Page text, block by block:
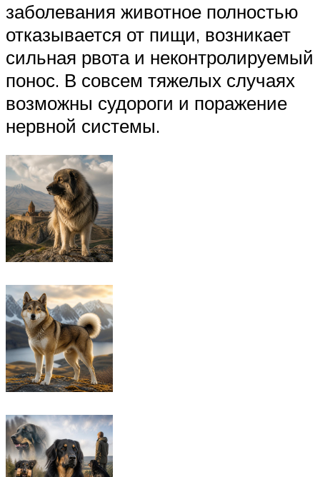
заболевания животное полностью
отказывается от пищи, возникает
сильная рвота и неконтролируемый
понос. В совсем тяжелых случаях
возможны судороги и поражение
нервной системы.